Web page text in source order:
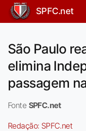
SPFC.net
São Paulo
elimina
passagem
Fonte SPFC.net
Redação: SPFC.net